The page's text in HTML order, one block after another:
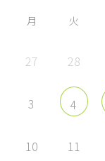
示 示
月 火
27 28
3 4
10 11